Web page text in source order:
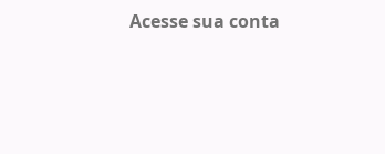
Acesse sua conta